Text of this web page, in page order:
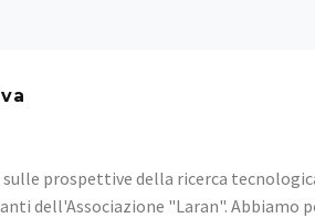
prospettive della ricerca
dell'Associazione "Laran".